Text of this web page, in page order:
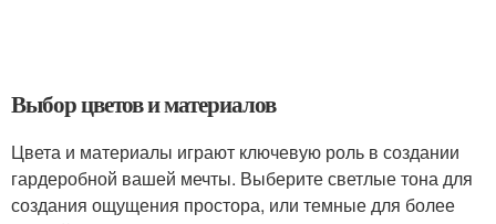
Выбор цветов и материалов
Цвета и материалы играют ключевую роль в создании
гардеробной вашей мечты. Выберите светлые тона для
создания ощущения простора, или темные для более